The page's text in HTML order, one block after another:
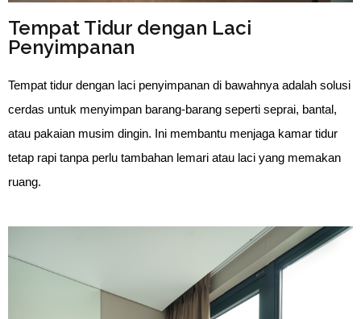
Tempat Tidur dengan Laci
Penyimpanan
Tempat tidur dengan laci penyimpanan di bawahnya adalah solusi
cerdas untuk menyimpan barang-barang seperti seprai, bantal,
atau pakaian musim dingin. Ini membantu menjaga kamar tidur
tetap rapi tanpa perlu tambahan lemari atau laci yang memakan
ruang.